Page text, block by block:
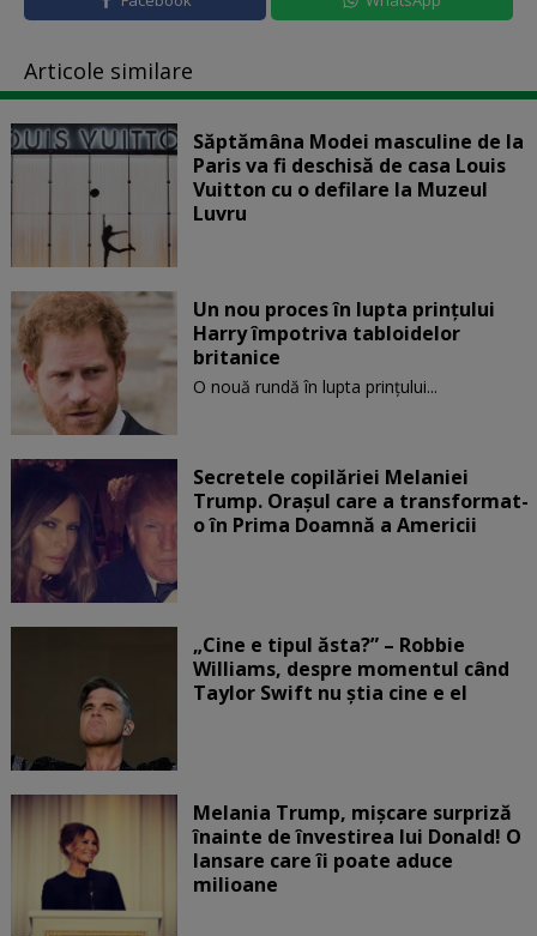
Articole similare
Săptămâna Modei masculine de la
Paris va fi deschisă de casa Louis
Vuitton cu o defilare la Muzeul
Luvru
Un nou proces în lupta prinţului
Harry împotriva tabloidelor
britanice
O nouă rundă în lupta prinţului...
Secretele copilăriei Melaniei
Trump. Orașul care a transformat-
o în Prima Doamnă a Americii
„Cine e tipul ăsta?” – Robbie
Williams, despre momentul când
Taylor Swift nu știa cine e el
Melania Trump, mișcare surpriză
înainte de învestirea lui Donald! O
lansare care îi poate aduce
milioane